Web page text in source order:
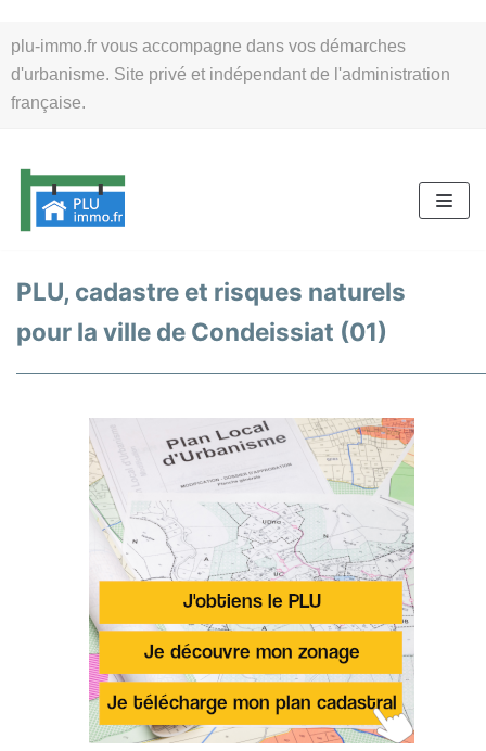
plu-immo.fr vous accompagne dans vos démarches
d'urbanisme. Site privé et indépendant de l'administration
française.
au
contenu
PLU, cadastre et risques naturels
pour la ville de Condeissiat (01)